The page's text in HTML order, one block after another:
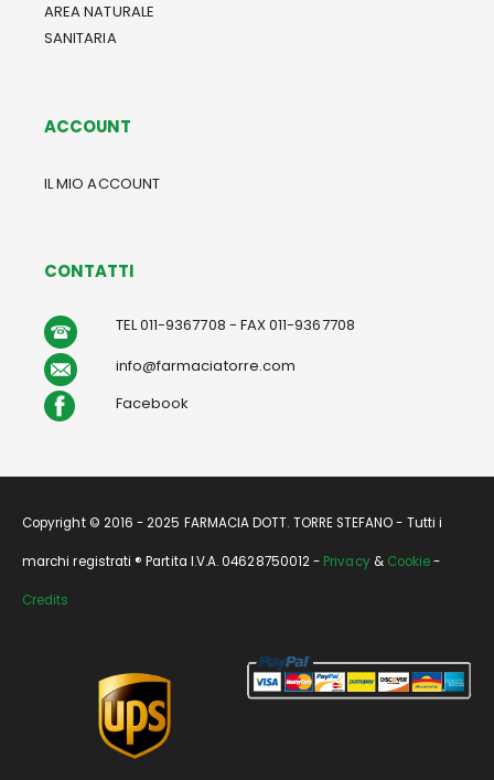
AREA NATURALE
SANITARIA
ACCOUNT
IL MIO ACCOUNT
CONTATTI
TEL 011-9367708 - FAX 011-9367708
info@farmaciatorre.com
Facebook
Copyright © 2016 - 2025 FARMACIA DOTT. TORRE STEFANO - Tutti i
marchi registrati ® Partita I.V.A. 04628750012 - Privacy& Cookie-
Credits